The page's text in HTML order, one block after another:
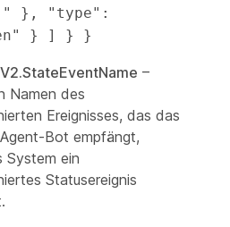
}, "type":
} ] } }
–
Namen des
Ereignisses, das das
Bot empfängt,
System ein
Statusereignis